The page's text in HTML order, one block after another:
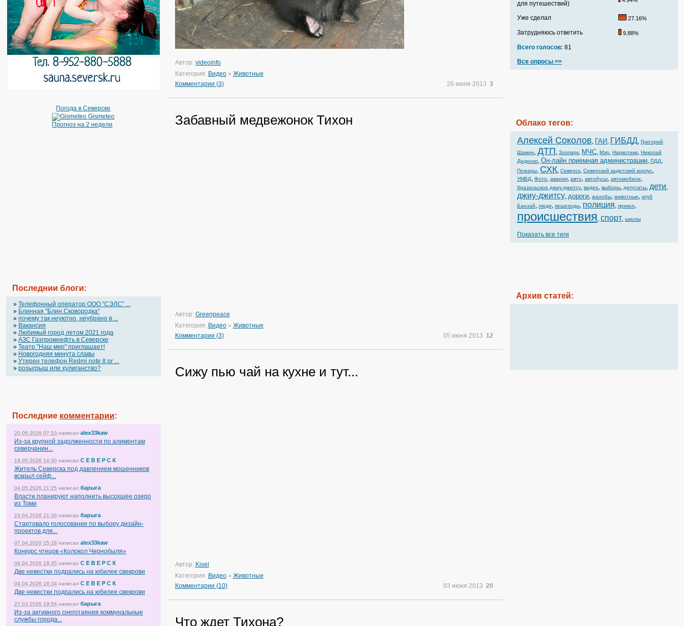
Погода в Северске
Gismeteo
Прогноз на 2 недели
Последнии блоги:
» Телефонный оператор OOO “СЭЛС” ...
» Блинная "Блин.Сковородка"
» почему так неуютно, неубрано в ...
» Вакансия
» Любимый город летом 2021 года
» АЗС Газпромнефть в Северске
» Театр "Наш мир" приглашает!
» Новогодняя минута славы
» Утерен телефон Redmi note 8 pr ...
» розыгрыш или хулиганство?
Последние комментарии:
20.06.2026 07:33 написал alex33kaw
Из-за крупной задолженности по алиментам
северчанин...
19.05.2026 14:30 написал С Е В Е Р С К
Житель Северска под давлением мошенников
вскрыл сейф...
04.05.2026 21:25 написал барыга
Власти планируют наполнить высохшее озеро
из Томи
23.04.2026 21:39 написал барыга
Стартовало голосование по выбору дизайн-
проектов для...
07.04.2026 15:18 написал alex33kaw
Конкурс чтецов «Колокол Чернобыля»
04.04.2026 18:35 написал С Е В Е Р С К
Две невестки подрались на юбилее свекрови
04.04.2026 18:34 написал С Е В Е Р С К
Две невестки подрались на юбилее свекрови
27.03.2026 19:54 написал барыга
Из-за активного снеготаяния коммунальные
службы города...
Автор: videoinfo
Категория: Видео» Животные
Комментарии (3)
26 июня 2013 3
Забавный медвежонок Тихон
Автор: Greenpeace
Категория: Видео» Животные
Комментарии (3)
05 июня 2013 12
Сижу пью чай на кухне и тут...
Автор: Kisel
Категория: Видео» Животные
Комментарии (10)
03 июня 2013 20
Что ждет Тихона?
для путешествий)
Уже сделал 27.16%
Затрудняюсь ответить 9.88%
Всего голосов: 81
Все опросы >>
Облако тегов:
Алексей Соколов, ГАИ, ГИБДД, Григорий
Шамин, ДТП, Зоопарк, МЧС, Мэр, Наркотики, Николай
Диденко, Он-лайн приемная администрации, ПДД,
Пожары, СХК, Северск, Северский кадетский корпус,
УМВД, Фото, авария, авто, автобусы, автомобили,
бразильское джиу-джитсу, видео, выборы, депутаты, дети,
джиу-джитсу, дороги, жалобы, животные, клуб
Банзай, люди, пешеходы, полиция, прикол,
происшествия, спорт, школы
Показать все теги
Архив статей: